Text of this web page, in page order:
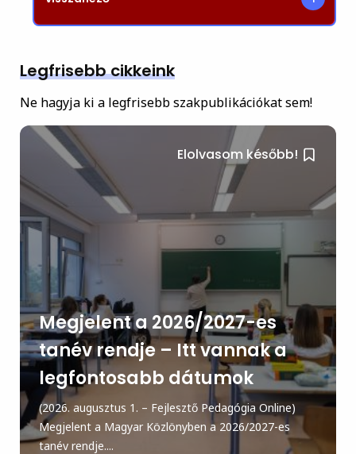
Legfrisebb cikkeink
Ne hagyja ki a legfrisebb szakpublikációkat sem!
Elolvasom később!
Megjelent a 2026/2027-es
tanév rendje – Itt vannak a
legfontosabb dátumok
(2026. augusztus 1. – Fejlesztő Pedagógia Online)
Megjelent a Magyar Közlönyben a 2026/2027-es
tanév rendje....